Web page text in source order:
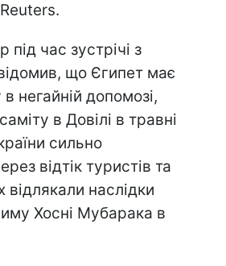
час зустрічі з
що Єгипет має
негайній допомозі,
в Довілі в травні
сильно
відтік туристів та
відлякали наслідки
Хосні Мубарака в